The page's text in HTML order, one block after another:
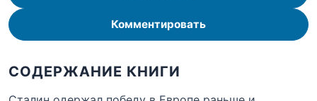
Комментировать
СОДЕРЖАНИЕ КНИГИ